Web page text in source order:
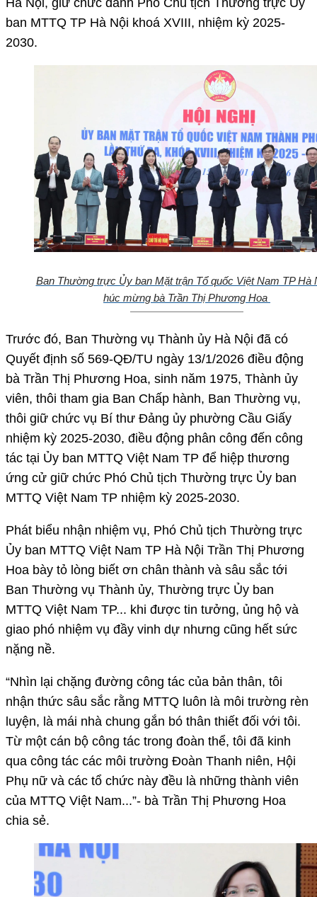
ban MTTQ TP Hà Nội khoá XVIII, nhiệm kỳ 2025-
2030.
Ban Thường trực Ủy ban Mặt trận Tổ quốc Việt Nam TP Hà
húc mừng bà Trần Thị Phương Hoa
Trước đó, Ban Thường vụ Thành ủy Hà Nội đã có
Quyết định số 569-QĐ/TU ngày 13/1/2026 điều động
bà Trần Thị Phương Hoa, sinh năm 1975, Thành ủy
viên, thôi tham gia Ban Chấp hành, Ban Thường vụ,
thôi giữ chức vụ Bí thư Đảng ủy phường Cầu Giấy
nhiệm kỳ 2025-2030, điều động phân công đến công
tác tại Ủy ban MTTQ Việt Nam TP để hiệp thương
ứng cử giữ chức Phó Chủ tịch Thường trực Ủy ban
MTTQ Việt Nam TP nhiệm kỳ 2025-2030.
Phát biểu nhận nhiệm vụ, Phó Chủ tịch Thường trực
Ủy ban MTTQ Việt Nam TP Hà Nội Trần Thị Phương
Hoa bày tỏ lòng biết ơn chân thành và sâu sắc tới
Ban Thường vụ Thành ủy, Thường trực Ủy ban
MTTQ Việt Nam TP... khi được tin tưởng, ủng hộ và
giao phó nhiệm vụ đầy vinh dự nhưng cũng hết sức
nặng nề.
“Nhìn lại chặng đường công tác của bản thân, tôi
nhận thức sâu sắc rằng MTTQ luôn là môi trường rèn
luyện, là mái nhà chung gắn bó thân thiết đối với tôi.
Từ một cán bộ công tác trong đoàn thể, tôi đã kinh
qua công tác các môi trường Đoàn Thanh niên, Hội
Phụ nữ và các tổ chức này đều là những thành viên
của MTTQ Việt Nam...”- bà Trần Thị Phương Hoa
chia sẻ.